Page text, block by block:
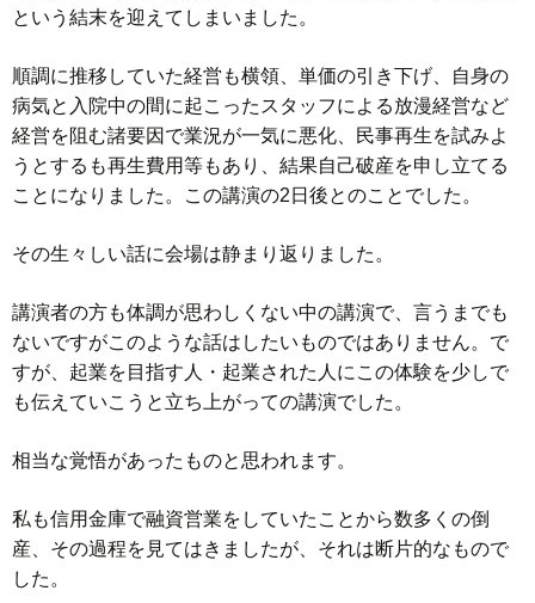
という結末を迎えてしまいました。
順調に推移していた経営も横領、単価の引き下げ、自身の
病気と入院中の間に起こったスタッフによる放漫経営など
経営を阻む諸要因で業況が一気に悪化、民事再生を試みよ
うとするも再生費用等もあり、結果自己破産を申し立てる
ことになりました。この講演の2日後とのことでした。
その生々しい話に会場は静まり返りました。
講演者の方も体調が思わしくない中の講演で、言うまでも
ないですがこのような話はしたいものではありません。で
すが、起業を目指す人・起業された人にこの体験を少しで
も伝えていこうと立ち上がっての講演でした。
相当な覚悟があったものと思われます。
私も信用金庫で融資営業をしていたことから数多くの倒
産、その過程を見てはきましたが、それは断片的なもので
した。